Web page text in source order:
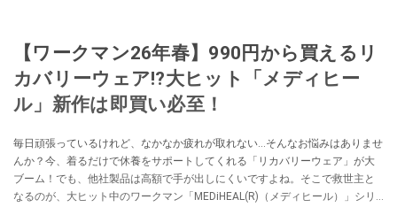
【ワークマン26年春】990円から買えるリ
カバリーウェア!?大ヒット「メディヒー
ル」新作は即買い必至！
毎日頑張っているけれど、なかなか疲れが取れない…そんなお悩みはありませ
んか？今、着るだけで休養をサポートしてくれる「リカバリーウェア」が大
ブーム！でも、他社製品は高額で手が出しにくいですよね。そこで救世主と
なるのが、大ヒット中のワークマン「MEDiHEAL(R)（メディヒール）」シリ